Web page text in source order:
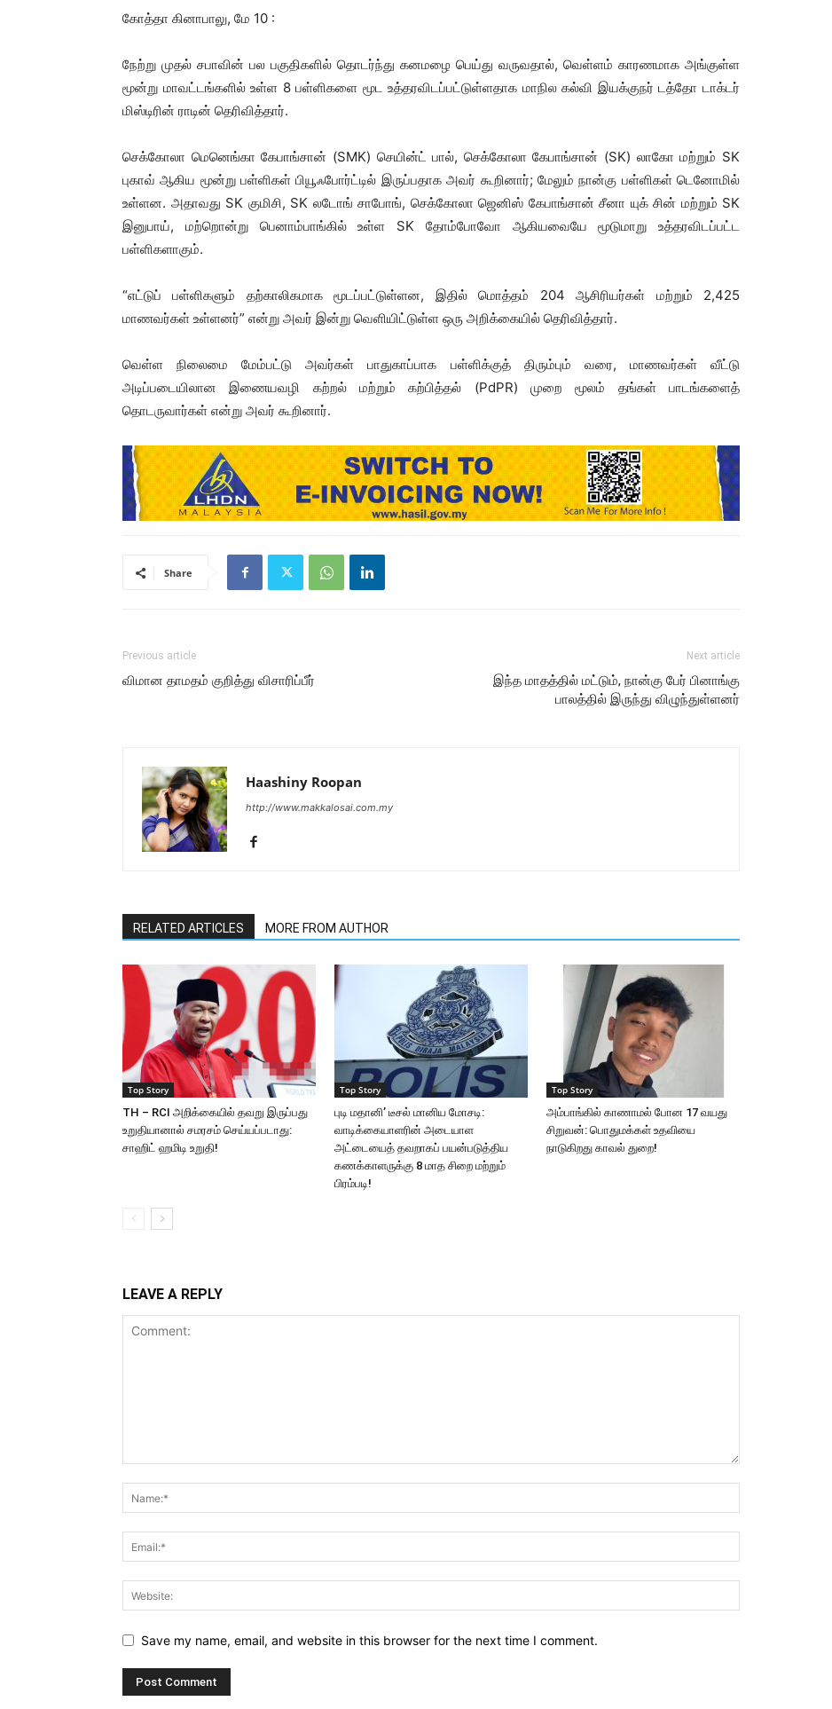
கோத்தா கினாபாலு, மே 10 :
நேற்று முதல் சபாவின் பல பகுதிகளில் தொடர்ந்து கனமழை பெய்து வருவதால், வெள்ளம் காரணமாக அங்குள்ள
மூன்று மாவட்டங்களில் உள்ள 8 பள்ளிகளை மூட உத்தரவிடப்பட்டுள்ளதாக மாநில கல்வி இயக்குநர் டத்தோ டாக்டர்
மிஸ்டிரின் ராடின் தெரிவித்தார்.
செக்கோலா மெனெங்கா கேபாங்சான் (SMK) செயின்ட் பால், செக்கோலா கேபாங்சான் (SK) லாகோ மற்றும் SK
புகாவ் ஆகிய மூன்று பள்ளிகள் பியூஃபோர்ட்டில் இருப்பதாக அவர் கூறினார்; மேலும் நான்கு பள்ளிகள் டெனோமில்
உள்ளன. அதாவது SK குமிசி, SK லடோங் சாபோங், செக்கோலா ஜெனிஸ் கேபாங்சான் சீனா யுக் சின் மற்றும் SK
இனுபாய், மற்றொன்று பெனாம்பாங்கில் உள்ள SK தோம்போவோ ஆகியவையே மூடுமாறு உத்தரவிடப்பட்ட
பள்ளிகளாகும்.
“எட்டுப் பள்ளிகளும் தற்காலிகமாக மூடப்பட்டுள்ளன, இதில் மொத்தம் 204 ஆசிரியர்கள் மற்றும் 2,425
மாணவர்கள் உள்ளனர்” என்று அவர் இன்று வெளியிட்டுள்ள ஒரு அறிக்கையில் தெரிவித்தார்.
வெள்ள நிலைமை மேம்பட்டு அவர்கள் பாதுகாப்பாக பள்ளிக்குத் திரும்பும் வரை, மாணவர்கள் வீட்டு
அடிப்படையிலான இணையவழி கற்றல் மற்றும் கற்பித்தல் (PdPR) முறை மூலம் தங்கள் பாடங்களைத்
தொடருவார்கள் என்று அவர் கூறினார்.
Share
Previous article
விமான தாமதம் குறித்து விசாரிப்பீர்
Next article
இந்த மாதத்தில் மட்டும், நான்கு பேர் பினாங்கு
பாலத்தில் இருந்து விழுந்துள்ளனர்
Haashiny Roopan
http://www.makkalosai.com.my
RELATED ARTICLES MORE FROM AUTHOR
Top Story
TH – RCI அறிக்கையில் தவறு இருப்பது
உறுதியானால் சமரசம் செய்யப்படாது:
சாஹிட் ஹமிடி உறுதி!
Top Story
புடி மதானி’ டீசல் மானிய மோசடி:
வாடிக்கையாளரின் அடையாள
அட்டையைத் தவறாகப் பயன்படுத்திய
கணக்காளருக்கு 8 மாத சிறை மற்றும்
பிரம்படி!
Top Story
அம்பாங்கில் காணாமல் போன 17 வயது
சிறுவன்: பொதுமக்கள் உதவியை
நாடுகிறது காவல் துறை!
LEAVE A REPLY
Save my name, email, and website in this browser for the next time I comment.